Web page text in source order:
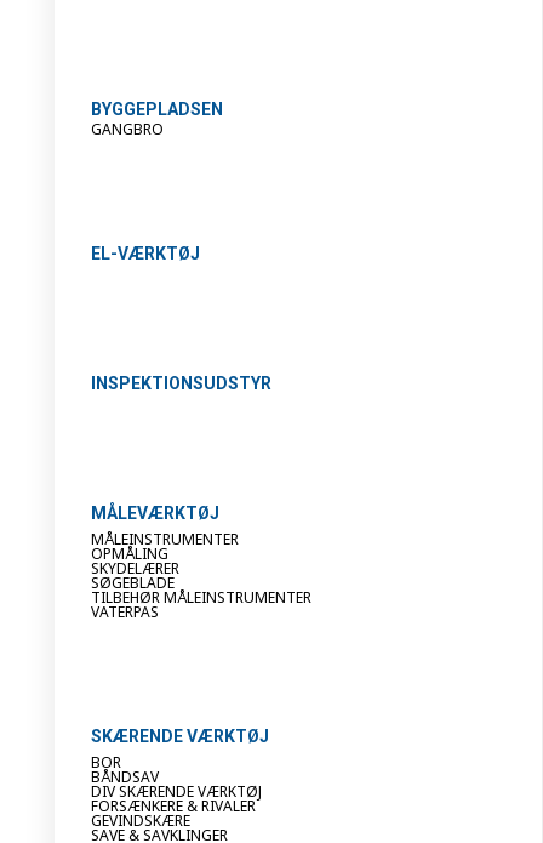
BYGGEPLADSEN
GANGBRO
EL-VÆRKTØJ
INSPEKTIONSUDSTYR
MÅLEVÆRKTØJ
MÅLEINSTRUMENTER
OPMÅLING
SKYDELÆRER
SØGEBLADE
TILBEHØR MÅLEINSTRUMENTER
VATERPAS
SKÆRENDE VÆRKTØJ
BOR
BÅNDSAV
DIV SKÆRENDE VÆRKTØJ
FORSÆNKERE & RIVALER
GEVINDSKÆRE
SAVE & SAVKLINGER